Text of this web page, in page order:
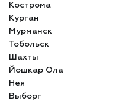
Кострома
Курган
Мурманск
Тобольск
Шахты
Йошкар Ола
Нея
Выборг